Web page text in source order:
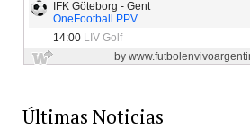
Últimas Noticias